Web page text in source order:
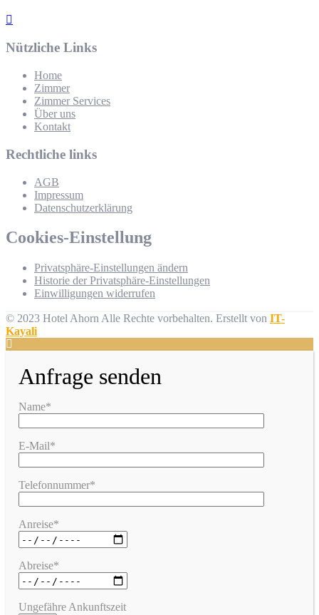
Nützliche Links
Home
Zimmer
Zimmer Services
Über uns
Kontakt
Rechtliche links
AGB
Impressum
Datenschutzerklärung
Cookies-Einstellung
Privatsphäre-Einstellungen ändern
Historie der Privatsphäre-Einstellungen
Einwilligungen widerrufen
© 2023 Hotel Ahorn Alle Rechte vorbehalten. Erstellt von IT-
Kayali
Anfrage senden
Name*
E-Mail*
Telefonnummer*
Anreise*
Abreise*
Ungefähre Ankunftszeit